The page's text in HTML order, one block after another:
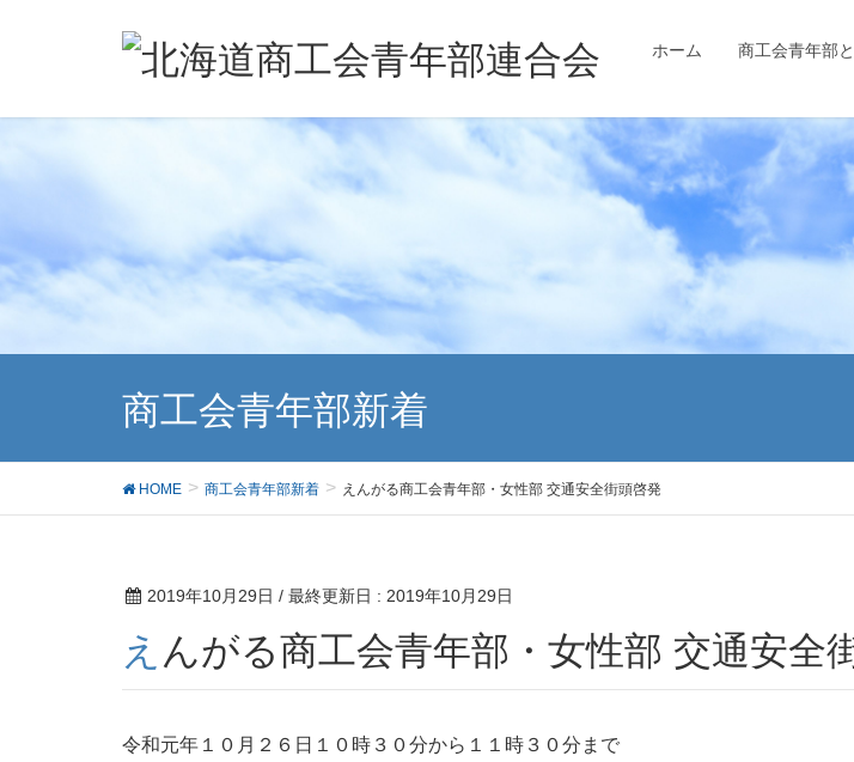
ホーム 商工会青年部
商工会青年部新着
HOME 商工会青年部新着 えんがる商工会青年部・女性部 交通安全街頭啓発
2019年10月29日 / 最終更新日 : 2019年10月29日
えんがる商工会青年部・女性部 交通安全
令和元年１０月２６日１０時３０分から１１時３０分まで